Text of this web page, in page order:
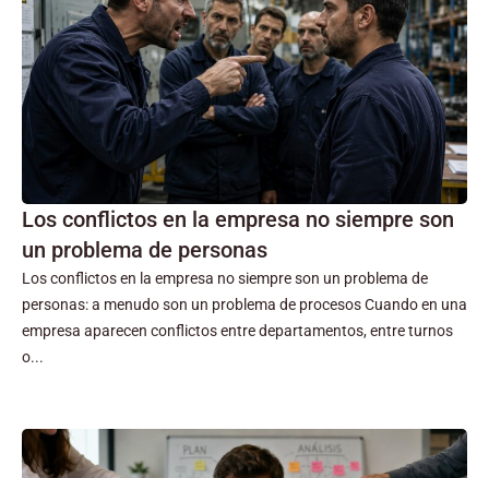
Los conflictos en la empresa no siempre son
un problema de personas
Los conflictos en la empresa no siempre son un problema de
personas: a menudo son un problema de procesos Cuando en una
empresa aparecen conflictos entre departamentos, entre turnos
o...